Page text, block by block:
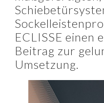
ECLISSE einen
Beitrag zur
Umsetzung.